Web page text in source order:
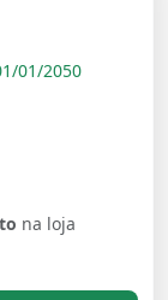
01/2050
na loja